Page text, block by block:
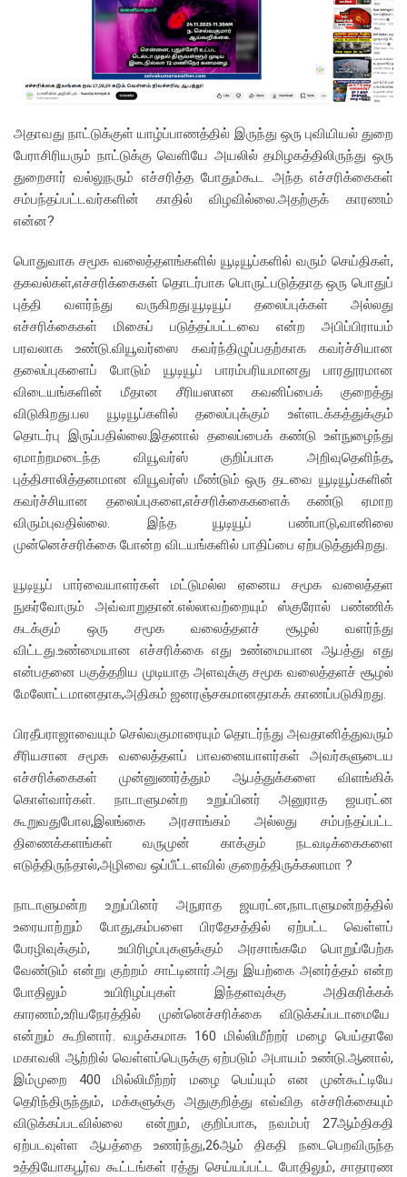
அதாவது நாட்டுக்குள் யாழ்ப்பாணத்தில் இருந்து ஒரு புவியியல் துறை
பேராசிரியரும் நாட்டுக்கு வெளியே அயலில் தமிழகத்திலிருந்து ஒரு
துறைசார் வல்லுநரும் எச்சரித்த போதும்கூட அந்த எச்சரிக்கைகள்
சம்பந்தப்பட்டவர்களின் காதில் விழவில்லை.அதற்குக் காரணம்
என்ன?
பொதுவாக சமூக வலைத்தளங்களில் யூடியூப்களில் வரும் செய்திகள்,
தகவல்கள்,எச்சரிக்கைகள் தொடர்பாக பொருட்படுத்தாத ஒரு பொதுப்
புத்தி வளர்ந்து வருகிறது.யூடியூப் தலைப்புக்கள் அல்லது
எச்சரிக்கைகள் மிகைப் படுத்தப்பட்டவை என்ற அபிப்பிராயம்
பரவலாக உண்டு.வியூவர்ஸை கவர்ந்திழுப்பதற்காக கவர்ச்சியான
தலைப்புகளைப் போடும் யூடியூப் பாரம்பரியமானது பாரதூரமான
விடையங்களின் மீதான சீரியஸான கவனிப்பைக் குறைத்து
விடுகிறது.பல யூடியூப்களில் தலைப்புக்கும் உள்ளடக்கத்துக்கும்
தொடர்பு இருப்பதில்லை.இதனால் தலைப்பைக் கண்டு உள்நுழைந்து
ஏமாற்றமடைந்த வியூவர்ஸ் குறிப்பாக அறிவுதெளிந்த,
புத்திசாலித்தனமான வியூவர்ஸ் மீண்டும் ஒரு தடவை யூடியூப்களின்
கவர்ச்சியான தலைப்புகளை,எச்சரிக்கைகளைக் கண்டு ஏமாற
விரும்புவதில்லை. இந்த யூடியூப் பண்பாடு,வானிலை
முன்னெச்சரிக்கை போன்ற விடயங்களில் பாதிப்பை ஏற்படுத்துகிறது.
யூடியூப் பார்வையாளர்கள் மட்டுமல்ல ஏனைய சமூக வலைத்தள
நுகர்வோரும் அவ்வாறுதான்.எல்லாவற்றையும் ஸ்குரோல் பண்ணிக்
கடக்கும் ஒரு சமூக வலைத்தளச் சூழல் வளர்ந்து
விட்டது.உண்மையான எச்சரிக்கை எது உண்மையான ஆபத்து எது
என்பதனை பகுத்தறிய முடியாத அளவுக்கு சமூக வலைத்தளச் சூழல்
மேலோட்டமானதாக,அதிகம் ஜனரஞ்சகமானதாகக் காணப்படுகிறது.
பிரதீபராஜாவையும் செல்வகுமாரையும் தொடர்ந்து அவதானித்துவரும்
சீரியசான சமூக வலைத்தளப் பாவனையாளர்கள் அவர்களுடைய
எச்சரிக்கைகள் முன்னுணர்த்தும் ஆபத்துக்களை விளங்கிக்
கொள்வார்கள். நாடாளுமன்ற உறுப்பினர் அனுராத ஜயரட்ன
கூறுவதுபோல,இலங்கை அரசாங்கம் அல்லது சம்பந்தப்பட்ட
திணைக்களங்கள் வருமுன் காக்கும் நடவடிக்கைகளை
எடுத்திருந்தால்,அழிவை ஒப்பீட்டளவில் குறைத்திருக்கலாமா ?
நாடாளுமன்ற உறுப்பினர் அநுராத ஜயரட்ன,நாடாளுமன்றத்தில்
உரையாற்றும் போது,கம்பளை பிரதேசத்தில் ஏற்பட்ட வெள்ளப்
பேரழிவுக்கும், உயிரிழப்புகளுக்கும் அரசாங்கமே பொறுப்பேற்க
வேண்டும் என்று குற்றம் சாட்டினார்.அது இயற்கை அனர்த்தம் என்ற
போதிலும் உயிரிழப்புகள் இந்தளவுக்கு அதிகரிக்கக்
காரணம்,உரியநேரத்தில் முன்னெச்சரிக்கை விடுக்கப்படாமையே
என்றும் கூறினார். வழக்கமாக 160 மில்லிமீற்றர் மழை பெய்தாலே
மகாவலி ஆற்றில் வெள்ளப்பெருக்கு ஏற்படும் அபாயம் உண்டு.ஆனால்,
இம்முறை 400 மில்லிமீற்றர் மழை பெய்யும் என முன்கூட்டியே
தெரிந்திருந்தும், மக்களுக்கு அதுகுறித்து எவ்வித எச்சரிக்கையும்
விடுக்கப்படவில்லை என்றும், குறிப்பாக, நவம்பர் 27ஆம்திகதி
ஏற்படவுள்ள ஆபத்தை உணர்ந்து,26ஆம் திகதி நடைபெறவிருந்த
உத்தியோகபூர்வ கூட்டங்கள் ரத்து செய்யப்பட்ட போதிலும், சாதாரண